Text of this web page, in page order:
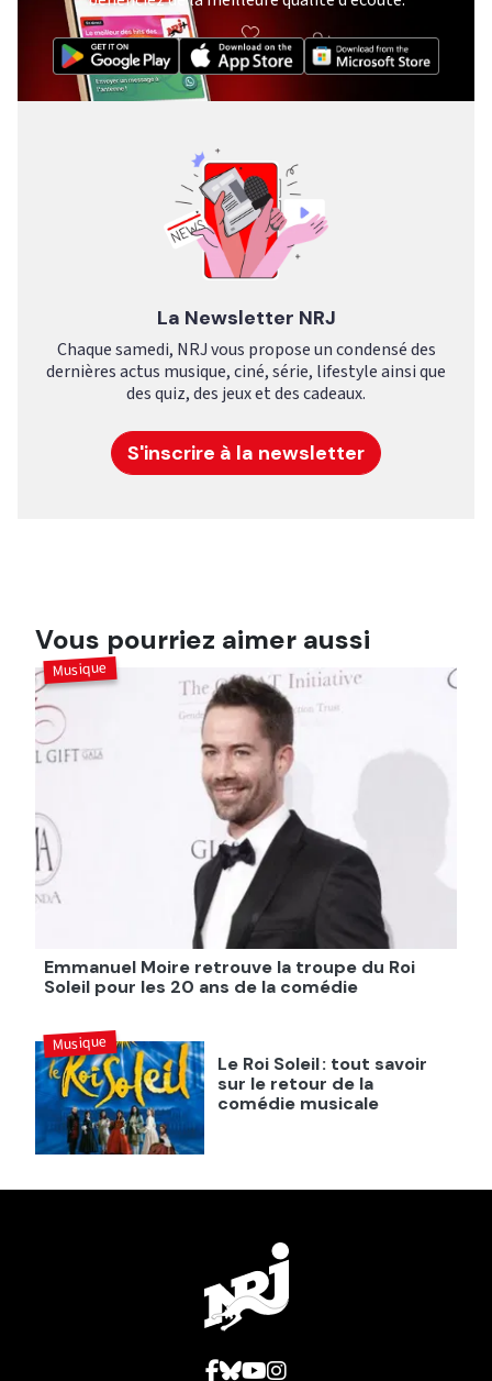
La Newsletter NRJ
Chaque samedi, NRJ vous propose un condensé des
dernières actus musique, ciné, série, lifestyle ainsi que
des quiz, des jeux et des cadeaux.
S'inscrire à la newsletter
Vous pourriez aimer aussi
Emmanuel Moire retrouve la troupe du Roi
Soleil pour les 20 ans de la comédie
Musique
Le Roi Soleil : tout savoir
sur le retour de la
comédie musicale
Musique